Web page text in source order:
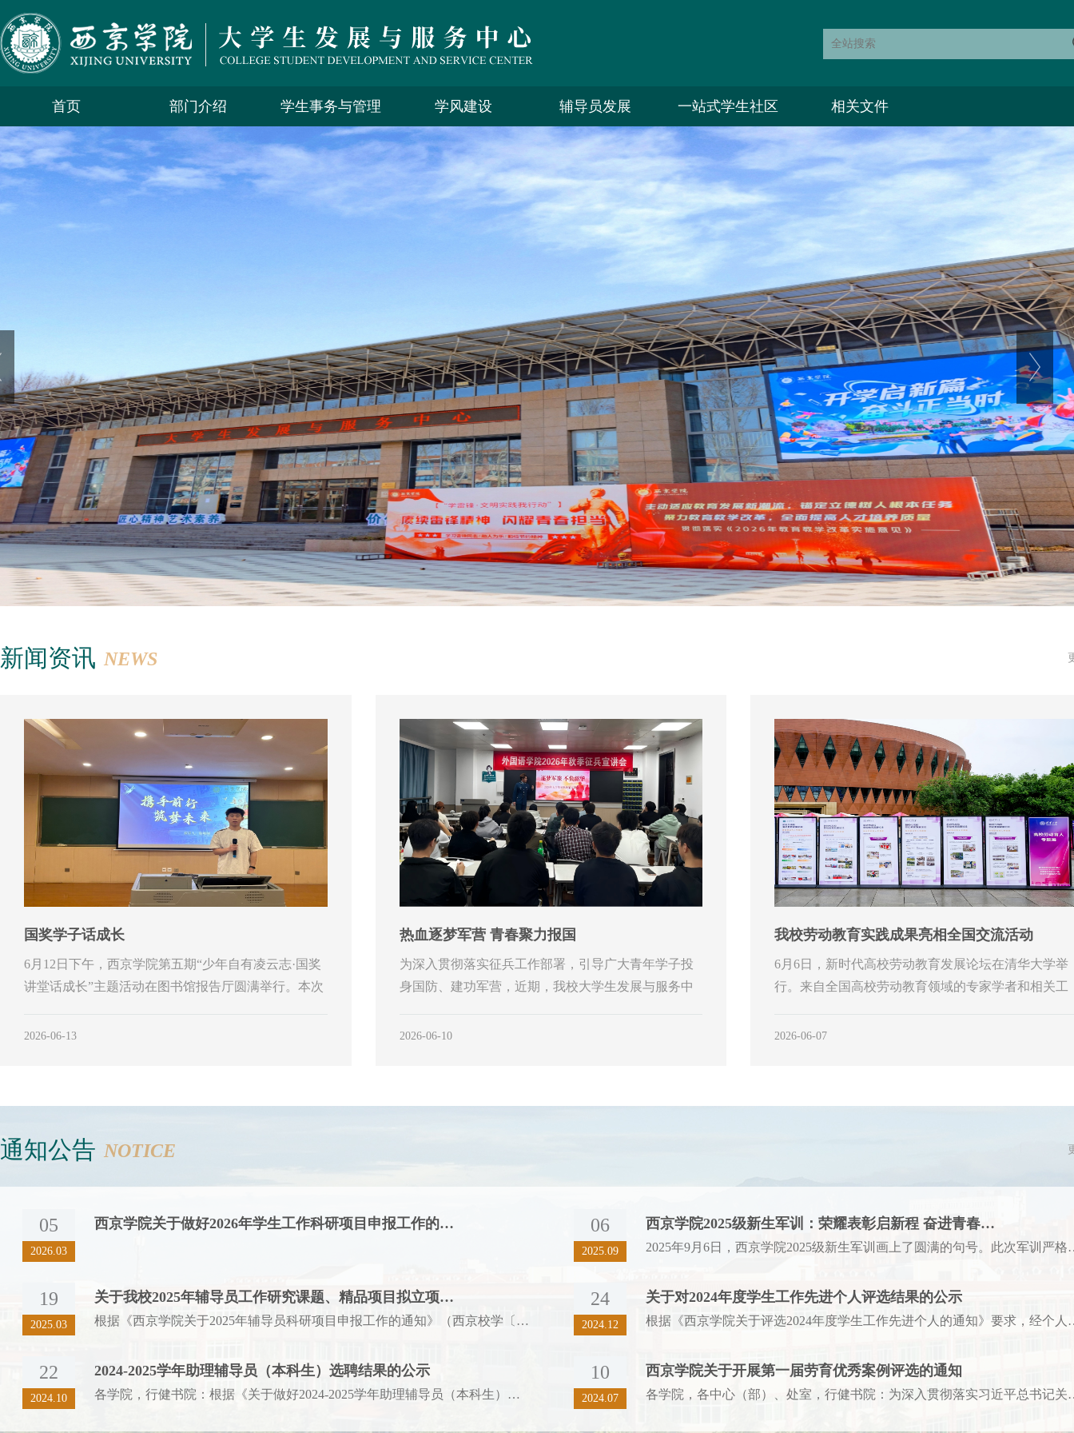
首页 部门介绍 学生事务与管理 学风建设 辅导员发展 一站式学生社区 相关文件
新闻资讯 NEWS
国奖学子话成长
6月12日下午，西京学院第五期“少年自有凌云志·国奖
讲堂话成长”主题活动在图书馆报告厅圆满举行。本次
2026-06-13
热血逐梦军营 青春聚力报国
为深入贯彻落实征兵工作部署，引导广大青年学子投
身国防、建功军营，近期，我校大学生发展与服务中
2026-06-10
我校劳动教育实践成果亮相全国交流活动
6月6日，新时代高校劳动教育发展论坛在清华大学举
行。来自全国高校劳动教育领域的专家学者和相关工
2026-06-07
通知公告 NOTICE
05
2026.03
西京学院关于做好2026年学生工作科研项目申报工作的… 06
2025.09
西京学院2025级新生军训：荣耀表彰启新程 奋进青春…
2025年9月6日，西
19
2025.03
关于我校2025年辅导员工作研究课题、精品项目拟立项…
根据《西京学院关于2025年辅导员科研项目申报工作的通知》（西京校学〔20…
24
2024.12
关于对2024年度学生工作先进个人评选结果的公示
根据《西京学院关
22
2024.10
2024-2025学年助理辅导员（本科生）选聘结果的公示
各学院，行健书院：根据《关于做好2024-2025学年助理辅导员（本科生）选…
10
2024.07
西京学院关于开展第一届劳育优秀案例评选的通知
各学院，各中心（部）